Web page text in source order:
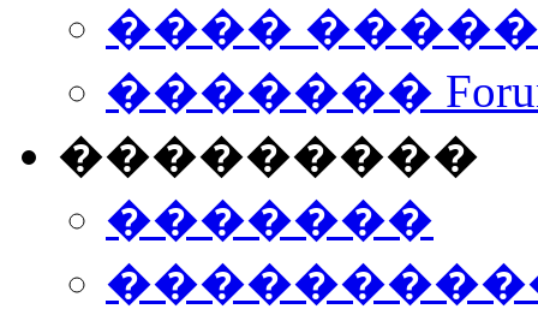
����
�������
���������
�������